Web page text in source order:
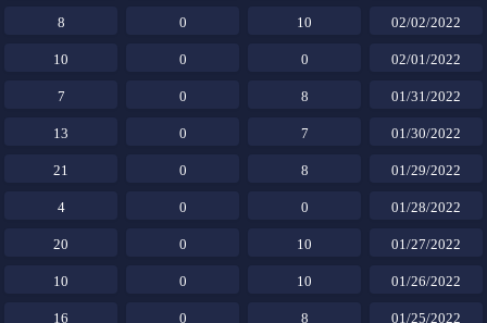
02/02/2022
10
0
8
02/01/2022
0
0
10
01/31/2022
8
0
7
01/30/2022
7
0
13
01/29/2022
8
0
21
01/28/2022
0
0
4
01/27/2022
10
0
20
01/26/2022
10
0
10